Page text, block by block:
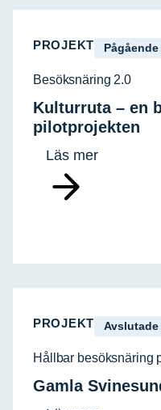
PROJEKT
Besöksnäring 2.0
Kulturruta – en
pilotprojekten
Läs mer
PROJEKT
Hållbar besöksnäring
Gamla